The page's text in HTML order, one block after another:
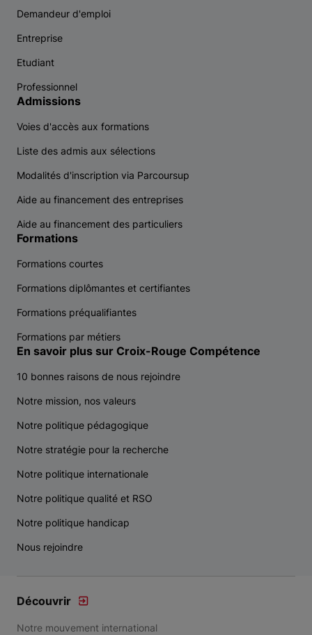
Demandeur d'emploi
Entreprise
Etudiant
Professionnel
Admissions
Voies d'accès aux formations
Liste des admis aux sélections
Modalités d'inscription via Parcoursup
Aide au financement des entreprises
Aide au financement des particuliers
Formations
Formations courtes
Formations diplômantes et certifiantes
Formations préqualifiantes
Formations par métiers
En savoir plus sur Croix-Rouge Compétence
10 bonnes raisons de nous rejoindre
Notre mission, nos valeurs
Notre politique pédagogique
Notre stratégie pour la recherche
Notre politique internationale
Notre politique qualité et RSO
Notre politique handicap
Nous rejoindre
Découvrir
Notre mouvement international